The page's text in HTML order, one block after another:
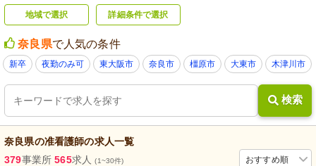
地域で選択 詳細条件で選択
奈良県で人気の条件
新卒 夜勤のみ可 東大阪市 奈良市 橿原市 大東市 木津川市
検索
奈良県の准看護師の求人一覧
おすすめ順
379事業所 565求人(1~30件)